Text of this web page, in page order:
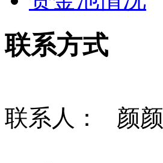
联系方式
联系人： 颜颜